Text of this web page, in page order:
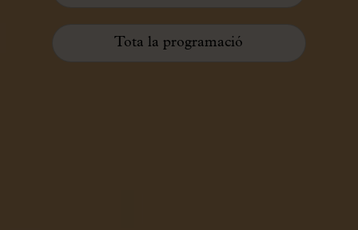
Tota la programació